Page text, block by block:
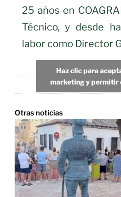
25 años en
Técnico, y desde
labor como Director
Haz clic para
marketing y permitir
Otras noticias